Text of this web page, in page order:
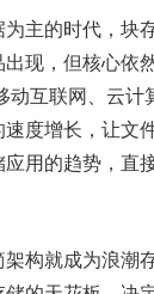
主的时代，块
现，但核心依
动互联网、云计
度增长，让文
用的趋势，直
构就成为浪潮